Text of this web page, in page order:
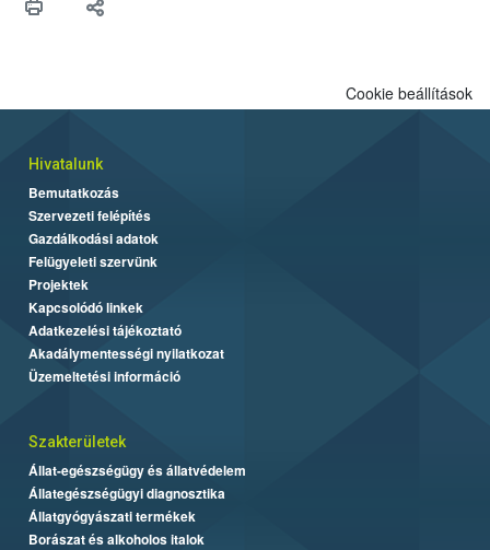
Cookie beállítások
Hivatalunk
Bemutatkozás
Szervezeti felépítés
Gazdálkodási adatok
Felügyeleti szervünk
Projektek
Kapcsolódó linkek
Adatkezelési tájékoztató
Akadálymentességi nyilatkozat
Üzemeltetési információ
Szakterületek
Állat-egészségügy és állatvédelem
Állategészségügyi diagnosztika
Állatgyógyászati termékek
Borászat és alkoholos italok